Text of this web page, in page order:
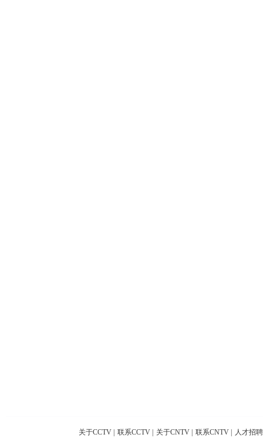
关于CCTV 联系CCTV 关于CNTV 联系CNTV 人才招聘